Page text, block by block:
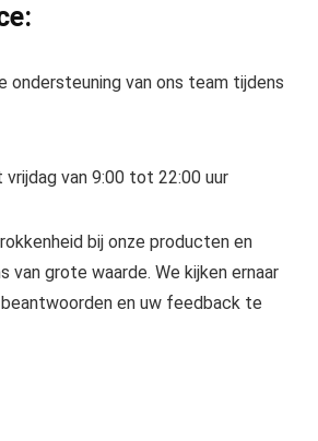
ondersteuning van ons team tijdens
van 9:00 tot 22:00 uur
bij onze producten en
van grote waarde. We kijken ernaar
en uw feedback te